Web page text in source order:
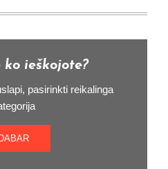
ieškojote?
pasirinkti reikalinga
DABAR